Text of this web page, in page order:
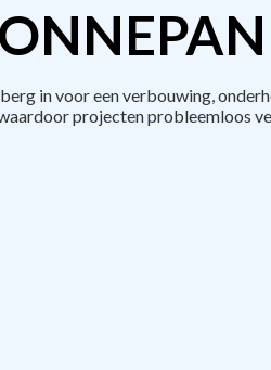
in voor een verbouwing,
projecten probleemloos